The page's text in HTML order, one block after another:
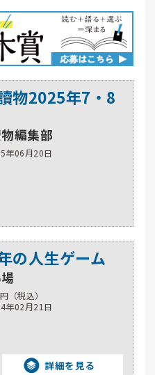
物2025年7・8
編集部
年06月20日
の人生ゲーム
（税込）
年02月21日
詳細を見る